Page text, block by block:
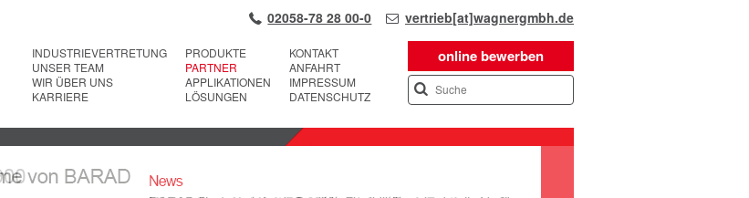
02058-78 28 00-0 vertrieb[at]wagnergmbh.de
online bewerben
INDUSTRIEVERTRETUNG
UNSER TEAM
WIR ÜBER UNS
KARRIERE
PRODUKTE
PARTNER
APPLIKATIONEN
LÖSUNGEN
KONTAKT
ANFAHRT
IMPRESSUM
DATENSCHUTZ